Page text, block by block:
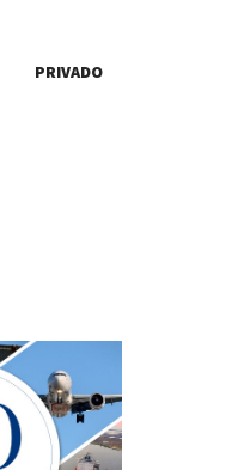
PRIVADO